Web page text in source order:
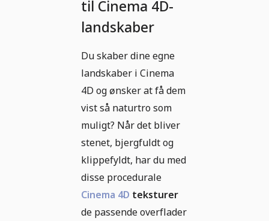
til Cinema 4D-
landskaber
Du skaber dine egne
landskaber i Cinema
4D og ønsker at få dem
vist så naturtro som
muligt? Når det bliver
stenet, bjergfuldt og
klippefyldt, har du med
disse procedurale
Cinema 4D teksturer
de passende overflader